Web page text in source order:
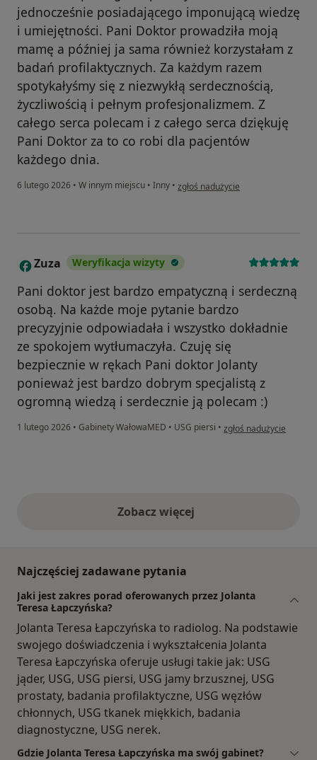
jednocześnie posiadającego imponującą wiedzę
i umiejętności. Pani Doktor prowadziła moją
mamę a później ja sama również korzystałam z
badań profilaktycznych. Za każdym razem
spotykałyśmy się z niezwykłą serdecznością,
życzliwością i pełnym profesjonalizmem. Z
całego serca polecam i z całego serca dziękuję
Pani Doktor za to co robi dla pacjentów
każdego dnia.
6 lutego 2026 • W innym miejscu • Inny • w opinii użytkownika Paulina
zgłoś nadużycie
Z Zuza Weryfikacja wizyty
Pani doktor jest bardzo empatyczną i serdeczną
osobą. Na każde moje pytanie bardzo
precyzyjnie odpowiadała i wszystko dokładnie
ze spokojem wytłumaczyła. Czuję się
bezpiecznie w rękach Pani doktor Jolanty
ponieważ jest bardzo dobrym specjalistą z
ogromną wiedzą i serdecznie ją polecam :)
1 lutego 2026 • Gabinety WałowaMED • USG piersi • w opinii użytkownika
zgłoś nadużycie
Zobacz więcejopinie powyżej
Najczęściej zadawane pytania
Jaki jest zakres porad oferowanych przez Jolanta
Teresa Łapczyńska?
Jolanta Teresa Łapczyńska to radiolog. Na podstawie
swojego doświadczenia i wykształcenia Jolanta
Teresa Łapczyńska oferuje usługi takie jak: USG
jąder, USG, USG piersi, USG jamy brzusznej, USG
prostaty, badania profilaktyczne, USG węzłów
chłonnych, USG tkanek miękkich, badania
diagnostyczne, USG nerek.
Gdzie Jolanta Teresa Łapczyńska ma swój gabinet?